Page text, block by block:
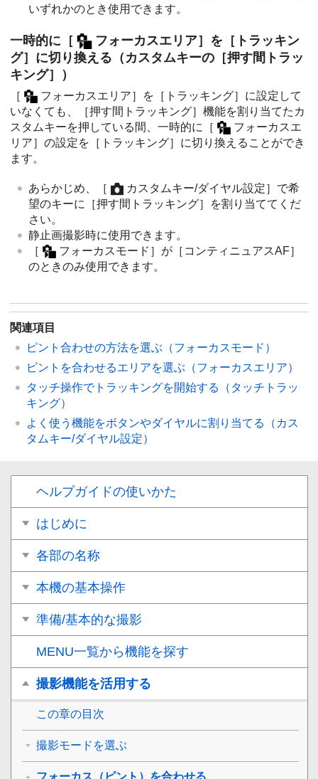
いずれかのとき使用できます。
一時的に ［ フォーカスエリア］ を ［トラッキン
グ］ に切り換える（カスタムキーの ［押す間トラッ
キング］ ）
［ フォーカスエリア］ を ［トラッキング］ に設定して
いなくても、
［押す間トラッキング］ 機能を割り当てたカ
スタムキーを押している間、一時的に
［
フォーカスエ
リア］ の設定を ［トラッキング］ に切り換えることができ
ます。
あらかじめ、 ［ カスタムキー/ダイヤル設定］ で希
望のキーに
［押す間トラッキング］
を割り当ててくだ
さい。
静止画撮影時に使用できます。
［
フォーカスモード］ が［コンティニュアスAF］
のときのみ使用できます。
関連項目
ピント合わせの方法を選ぶ（フォーカスモード ）
ピントを合わせるエリアを選ぶ（フォーカスエリア）
タッチ操作でトラッキングを開始する（ タッチトラッ
キング）
よく使う機能をボタンやダイヤルに割り当てる（ カス
タムキー/ダイヤル設定）
ヘルプガイドの使いかた
はじめに
各部の名称
本機の基本操作
準備/基本的な撮影
MENU一覧から機能を探す
撮影機能を活用する
この章の目次
撮影モードを選ぶ
フォーカス（ピント）を合わせる